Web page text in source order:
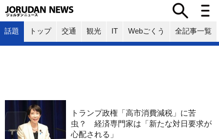
話題 トップ 交通 観光 IT Webごくう 全記事一覧
トランプ政権「高市消費減税」に苦
虫？ 経済専門家は「新たな対日要求が
心配される」